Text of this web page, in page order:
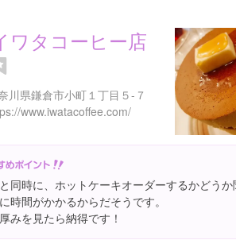
ワタコーヒー店
川県鎌倉市小町１丁目５-７
www.iwatacoffee.com/
同時に、ホットケーキオーダーするかどう
時間がかかるからだそうです。
みを見たら納得です！